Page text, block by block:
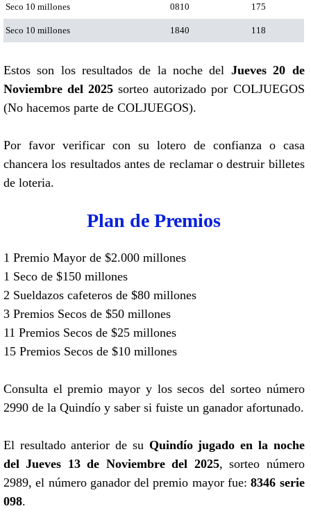
Seco 10 millones 0810 175
Seco 10 millones 1840 118
Estos son los resultados de la noche del Jueves 20 de
Noviembre del 2025 sorteo autorizado por COLJUEGOS
(No hacemos parte de COLJUEGOS).
Por favor verificar con su lotero de confianza o casa
chancera los resultados antes de reclamar o destruir billetes
de loteria.
Plan de Premios
1 Premio Mayor de $2.000 millones
1 Seco de $150 millones
2 Sueldazos cafeteros de $80 millones
3 Premios Secos de $50 millones
11 Premios Secos de $25 millones
15 Premios Secos de $10 millones
Consulta el premio mayor y los secos del sorteo número
2990 de la Quindío y saber si fuiste un ganador afortunado.
El resultado anterior de su Quindío jugado en la noche
del Jueves 13 de Noviembre del 2025, sorteo número
2989, el número ganador del premio mayor fue:8346 serie
098.